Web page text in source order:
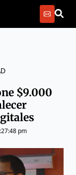
$9.000
pm